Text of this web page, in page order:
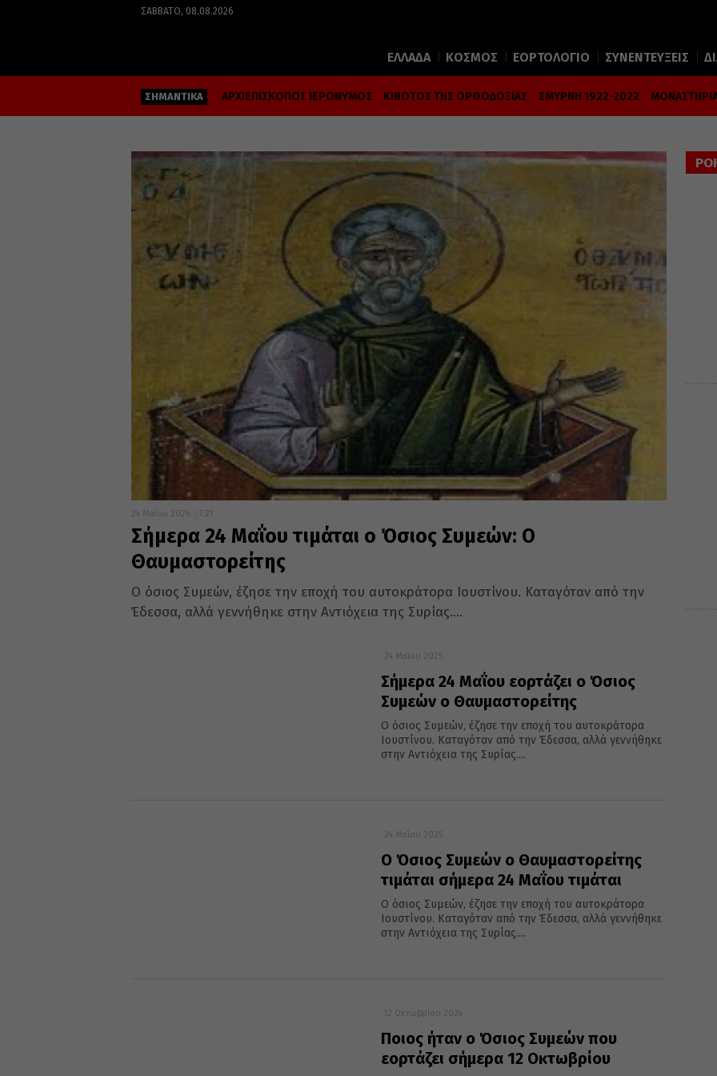
ΣΆΒΒΑΤΟ, 08.08.2026
ΕΛΛΑΔΑ ΚΟΣΜΟΣ ΕΟΡΤΟΛΟΓΙΟ ΣΥΝΕΝΤΕΥΞΕΙΣ
ΣΗΜΑΝΤΙΚΑ ΑΡΧΙΕΠΙΣΚΟΠΟΣ ΙΕΡΩΝΥΜΟΣ ΚΙΒΩΤΟΣ ΤΗΣ ΟΡΘΟΔΟΞΙΑΣ ΣΜΥΡΝΗ 1922-2022
24 Μαΐου 2026 7:21
Σήμερα 24 Μαΐου τιμάται ο Όσιος Συμεών: Ο
Θαυμαστορείτης
Ο όσιος Συμεών, έζησε την εποχή του αυτοκράτορα Ιουστίνου. Καταγόταν από την
Έδεσσα, αλλά γεννήθηκε στην Αντιόχεια της Συρίας....
24 Μαΐου 2025
Σήμερα 24 Μαΐου εορτάζει ο Όσιος
Συμεών ο Θαυμαστορείτης
Ο όσιος Συμεών, έζησε την εποχή του αυτοκράτορα
Ιουστίνου. Καταγόταν από την Έδεσσα, αλλά γεννήθηκε
στην Αντιόχεια της Συρίας....
24 Μαΐου 2025
Ο Όσιος Συμεών ο Θαυμαστορείτης
τιμάται σήμερα 24 Μαΐου τιμάται
Ο όσιος Συμεών, έζησε την εποχή του αυτοκράτορα
Ιουστίνου. Καταγόταν από την Έδεσσα, αλλά γεννήθηκε
στην Αντιόχεια της Συρίας....
12 Οκτωβρίου 2024
Ποιος ήταν ο Όσιος Συμεών που
εορτάζει σήμερα 12 Οκτωβρίου